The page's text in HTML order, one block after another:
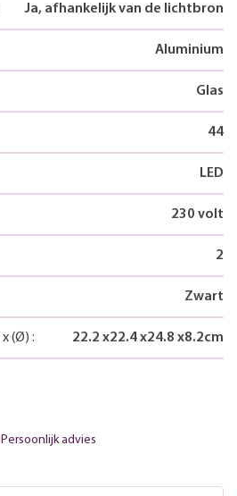
Ja, afhankelijk van de lichtbron
Aluminium
Glas
44
LED
230 volt
2
Zwart
x(Ø) : 22.2 x22.4x24.8 x8.2cm
Persoonlijk advies